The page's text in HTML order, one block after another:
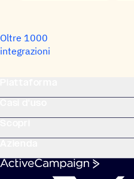
Oltre 1000
integrazioni